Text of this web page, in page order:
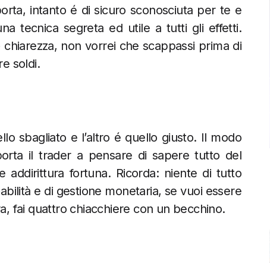
intanto é di sicuro sconosciuta per te e
tecnica segreta ed utile a tutti gli effetti.
non vorrei che scappassi prima di
soldi.
sbagliato e l’altro é quello giusto. Il modo
il trader a pensare di sapere tutto del
addirittura fortuna. Ricorda: niente di tutto
e di gestione monetaria, se vuoi essere
fai quattro chiacchiere con un becchino.